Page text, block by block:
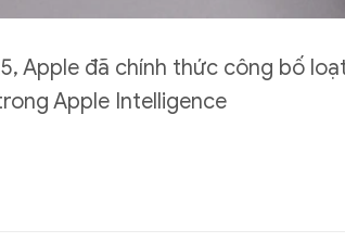
Apple đã chính thức công bố
Apple Intelligence